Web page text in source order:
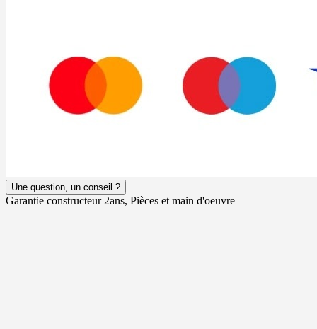
Une question, un conseil ?
Garantie constructeur 2ans, Pièces et main d'oeuvre